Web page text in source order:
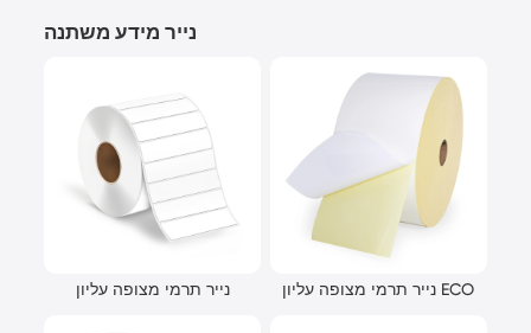
נייר מידע משתנה
נייר תרמי מצופה עליון נייר תרמי מצופה עליון ECO